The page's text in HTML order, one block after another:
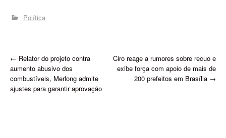
votos em Parnaíba.
Rafael Fonteles e
apontam que o pré-
candidato à prefeitura de
Parnaíba…
Política
P
o
s
← Relator do projeto contra
aumento abusivo dos
combustíveis, Merlong admite
ajustes para garantir aprovação
Ciro reage a rumores sobre recuo e
exibe força com apoio de mais de
200 prefeitos em Brasília →